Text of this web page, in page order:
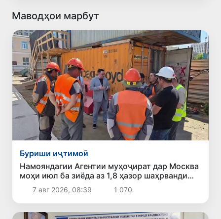
Маводҳои марбут
Буриши иҷтимоӣ
Намояндагии Агентии муҳоҷират дар Москва
моҳи июл ба зиёда аз 1,8 ҳазор шаҳрванди
Ӯзбекистон кумак расонд
7 авг 2026, 08:39 1 070